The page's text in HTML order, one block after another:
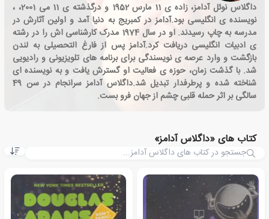
داگلاس نوئل آدامز، زاده ی 11 مارس 1952 و درگذشته ی 11 می 2001، ،
نویسنده ی انگلیسی بود.آدامز در کمبریج به دنیا آمد و اولین آثارش در
مدرسه به چاپ رسیدند. او در سال 1974 مدرک کارشناسی اش را در رشته
ی ادبیات انگلیسی دریافت کرد.آدامز پس از فارغ التحصیلی به لندن
بازگشت و وارد عرصه ی نویسندگی برای برنامه های تلویزیونی و رادیویی
شد. با گذشت زمان، حوزه ی فعالیت او گسترش یافت و به نویسنده ای
شناخته شده و پرطرفدار تبدیل شد.داگلاس آدامز سرانجام در سن 49
سالگی بر اثر حمله قلبی چشم از جهان فرو بست.
کتاب های «داگلاس آدامز»